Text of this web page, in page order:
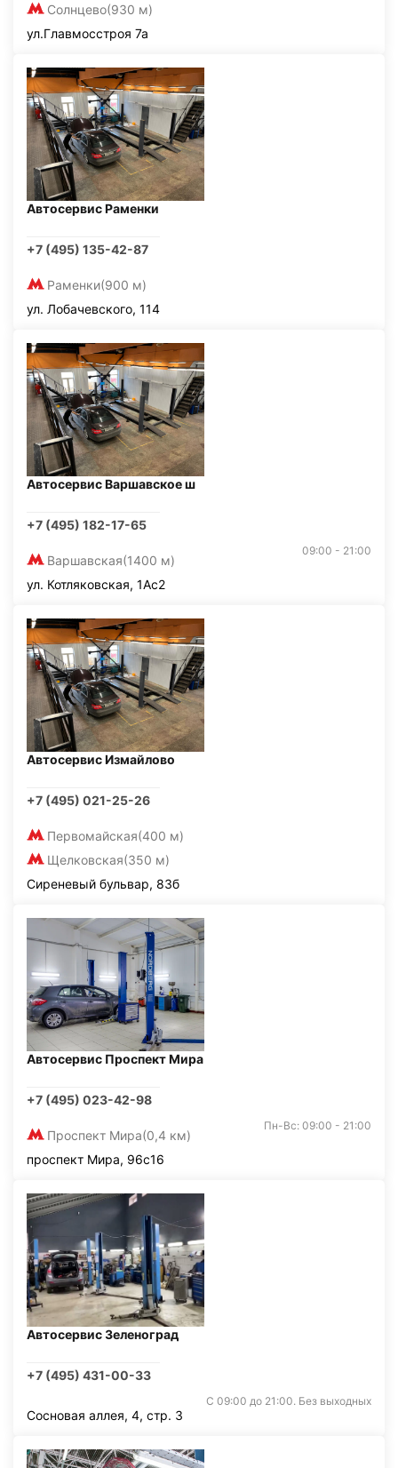
Солнцево(930 м)
ул.Главмосстроя 7а
Автосервис Раменки
+7 (495) 135-42-87
Раменки(900 м)
ул. Лобачевского, 114
Автосервис Варшавское ш
+7 (495) 182-17-65
Варшавская(1400 м)
09:00 - 21:00
ул. Котляковская, 1Ас2
Автосервис Измайлово
+7 (495) 021-25-26
Первомайская(400 м)
Щелковская(350 м)
Сиреневый бульвар, 83б
Автосервис Проспект Мира
+7 (495) 023-42-98
Проспект Мира(0,4 км)
Пн-Вс: 09:00 - 21:00
проспект Мира, 96с16
Автосервис Зеленоград
+7 (495) 431-00-33
С 09:00 до 21:00. Без выходных
Сосновая аллея, 4, стр. 3